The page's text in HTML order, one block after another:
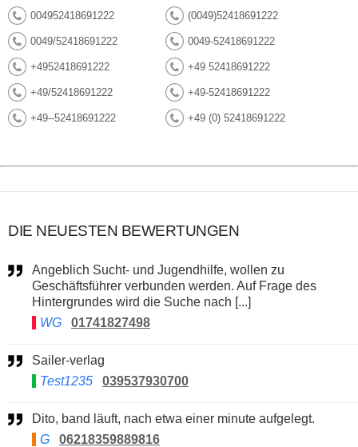
004952418691222 (0049)52418691222
0049/52418691222 0049-52418691222
+4952418691222 +49 52418691222
+49/52418691222 +49-52418691222
+49--52418691222 +49 (0) 52418691222
DIE NEUESTEN BEWERTUNGEN
Angeblich Sucht- und Jugendhilfe, wollen zu
Geschäftsführer verbunden werden. Auf Frage des
Hintergrundes wird die Suche nach [...]
WG
01741827498
Sailer-verlag
Test1235
039537930700
Dito, band läuft, nach etwa einer minute aufgelegt.
G
06218359889816